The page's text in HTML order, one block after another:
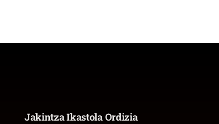
Jakintza Ikastola Ordizia